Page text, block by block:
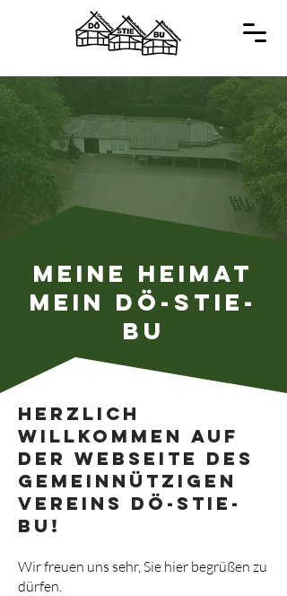
Meine Heimat
mein Dö-Stie-
Bu
Herzlich
Willkommen auf
der Webseite des
gemeinnützigen
Vereins Dö-Stie-
Bu!
Wir freuen uns sehr, Sie hier begrüßen zu
dürfen.